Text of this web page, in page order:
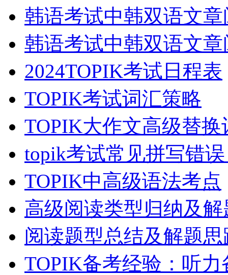
韩语考试中韩双语文章
韩语考试中韩双语文章
2024TOPIK考试日程表
TOPIK考试词汇策略
TOPIK大作文高级替换
topik考试常见拼写错
TOPIK中高级语法考点
高级阅读类型归纳及
阅读题型总结及解题思
TOPIK备考经验：听力